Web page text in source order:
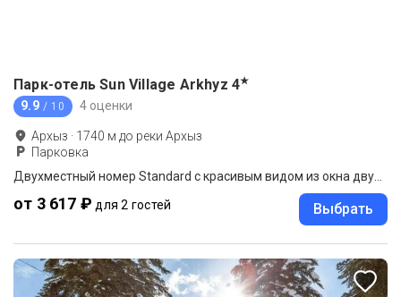
Парк-отель Sun Village Arkhyz 4★
9.9 / 10 4 оценки
Архыз · 1740 м до реки Архыз
Парковка
от 3 617 ₽ для 2 гостей Выбрать